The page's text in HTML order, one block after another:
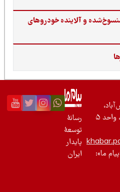
و آلاینده خودروهای
رسانۀ
توسعۀ
پایدار
ایران